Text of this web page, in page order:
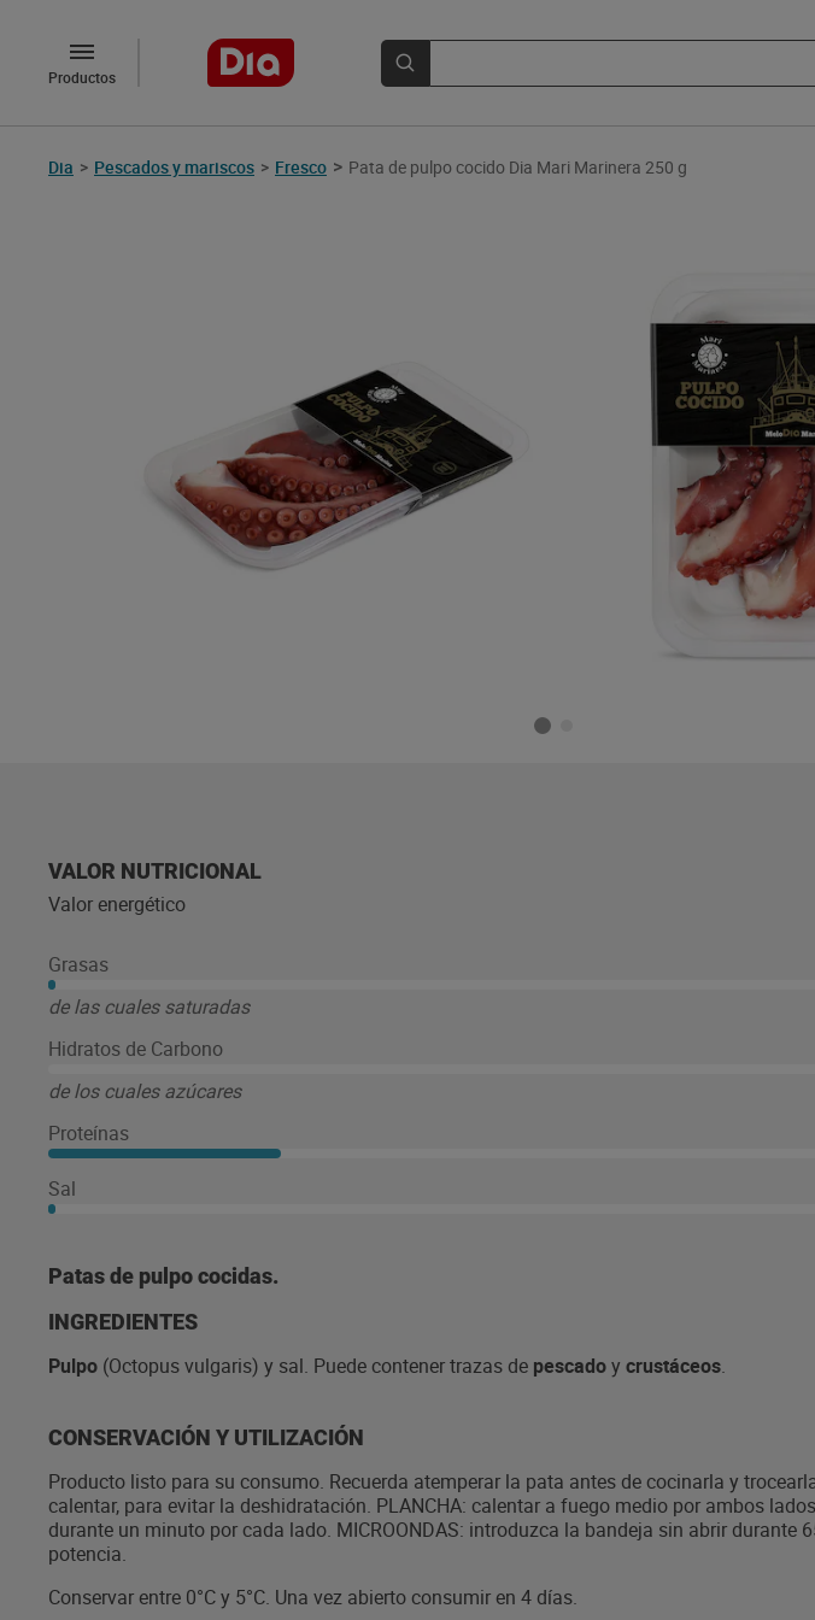
Productos
Dia > Pescados y mariscos > Fresco > Pata de pulpo cocido Dia Mari Marinera 250 g
VALOR NUTRICIONAL
Valor energético
Grasas
de las cuales saturadas
Hidratos de Carbono
de los cuales azúcares
Proteínas
Sal
Patas de pulpo cocidas.
INGREDIENTES
Pulpo (Octopus vulgaris) y sal. Puede contener trazas de pescadoy crustáceos.
CONSERVACIÓN Y UTILIZACIÓN
Producto listo para su consumo. Recuerda atemperar la pata antes de cocinarla y
calentar, para evitar la deshidratación. PLANCHA: calentar a fuego medio por ambos
durante un minuto por cada lado. MICROONDAS: introduzca la bandeja sin abrir durante
potencia.
Conservar entre 0°C y 5°C. Una vez abierto consumir en 4 días.